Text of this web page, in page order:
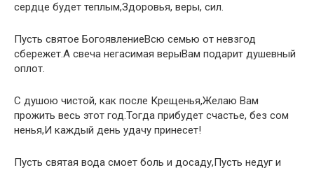
сердце будет теплым,Здоровья, веры, сил.
Пусть святое БогоявлениеВсю семью от невзгод
сбережет.А свеча негасимая верыВам подарит душевный
оплот.
С душою чистой, как после Крещенья,Желаю Вам
прожить весь этот год.Тогда прибудет счастье, без сом
ненья,И каждый день удачу принесет!
Пусть святая вода смоет боль и досаду,Пусть недуг и